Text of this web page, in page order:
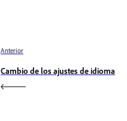
Anterior
Cambio de los ajustes de idioma